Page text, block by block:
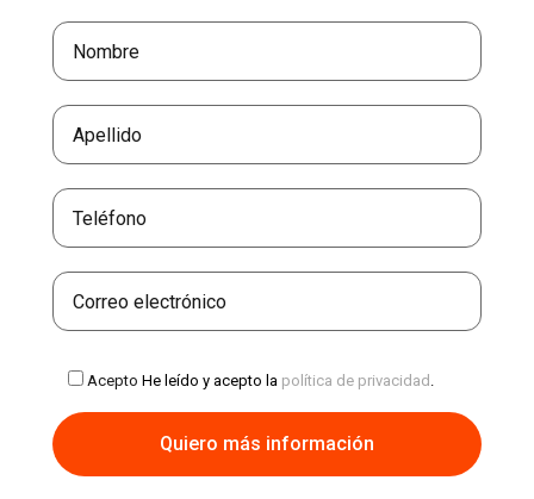
Acepto He leído y acepto la política de privacidad .